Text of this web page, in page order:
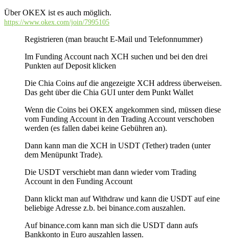
Über OKEX ist es auch möglich.
https://www.okex.com/join/7995105
Registrieren (man braucht E-Mail und Telefonnummer)
Im Funding Account nach XCH suchen und bei den drei
Punkten auf Deposit klicken
Die Chia Coins auf die angezeigte XCH address überweisen.
Das geht über die Chia GUI unter dem Punkt Wallet
Wenn die Coins bei OKEX angekommen sind, müssen diese
vom Funding Account in den Trading Account verschoben
werden (es fallen dabei keine Gebühren an).
Dann kann man die XCH in USDT (Tether) traden (unter
dem Menüpunkt Trade).
Die USDT verschiebt man dann wieder vom Trading
Account in den Funding Account
Dann klickt man auf Withdraw und kann die USDT auf eine
beliebige Adresse z.b. bei binance.com auszahlen.
Auf binance.com kann man sich die USDT dann aufs
Bankkonto in Euro auszahlen lassen.